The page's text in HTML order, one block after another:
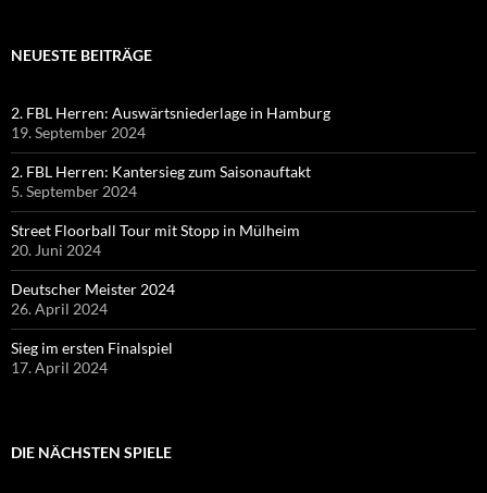
NEUESTE BEITRÄGE
2. FBL Herren: Auswärtsniederlage in Hamburg
19. September 2024
2. FBL Herren: Kantersieg zum Saisonauftakt
5. September 2024
Street Floorball Tour mit Stopp in Mülheim
20. Juni 2024
Deutscher Meister 2024
26. April 2024
Sieg im ersten Finalspiel
17. April 2024
DIE NÄCHSTEN SPIELE